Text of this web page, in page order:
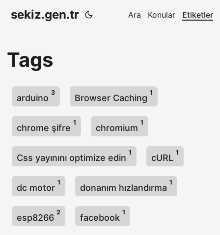
sekiz.gen.tr Ara Konular Etiketler
Tags
arduino
3
Browser Caching
1
chrome şifre
1
chromium
1
Css yayınını optimize edin
1
cURL
1
dc motor
1
donanım hızlandırma
1
esp8266
2
facebook
1